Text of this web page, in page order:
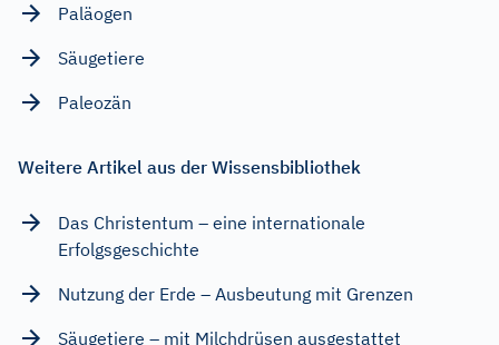
Paläogen
Säugetiere
Paleozän
Weitere Artikel aus der Wissensbibliothek
Das Christentum – eine internationale
Erfolgsgeschichte
Nutzung der Erde – Ausbeutung mit Grenzen
Säugetiere – mit Milchdrüsen ausgestattet